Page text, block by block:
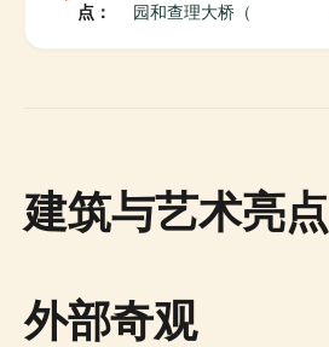
点：
园和查理大桥（
建筑与艺术亮点
外部奇观